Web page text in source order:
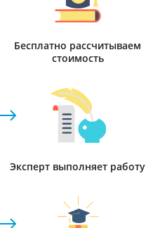
Бесплатно рассчитываем
стоимость
Эксперт выполняет работу